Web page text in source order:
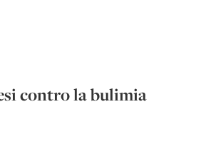
contro la bulimia